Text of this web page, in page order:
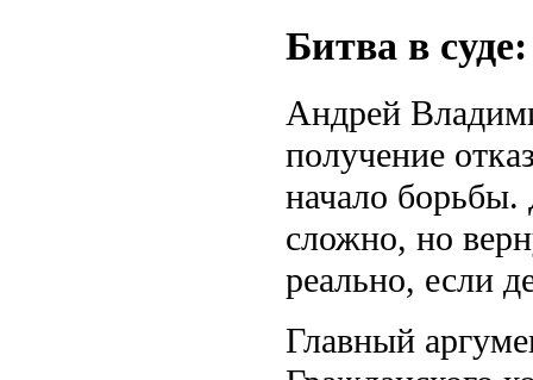
Битва в
Андрей
получение
начало борьбы.
сложно, но
реально, если
Главный